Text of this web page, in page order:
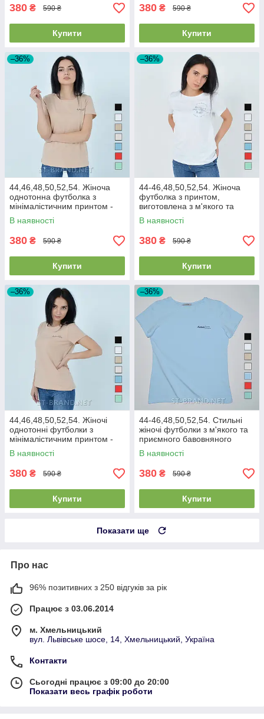
380 ₴ 590 ₴
Купити
380 ₴ 590 ₴
Купити
–36%
44,46,48,50,52,54. Жіноча
однотонна футболка з
мінімалістичним принтом -
бежева
В наявності
380 ₴ 590 ₴
Купити
–36%
44-46,48,50,52,54. Жіноча
футболка з принтом,
виготовлена з м'якого та
приємного бавовняного
матеріалу - біла
В наявності
380 ₴ 590 ₴
Купити
–36%
44,46,48,50,52,54. Жіночі
однотонні футболки з
мінімалістичним принтом -
бежеві
В наявності
380 ₴ 590 ₴
Купити
–36%
44-46,48,50,52,54. Стильні
жіночі футболки з м'якого та
приємного бавовняного
матеріалу - блакитного
кольору
В наявності
380 ₴ 590 ₴
Купити
Показати ще
Про нас
96% позитивних з 250 відгуків за рік
Працює з 03.06.2014
м. Хмельницький
вул. Львівське шосе, 14, Хмельницький, Україна
Контакти
Сьогодні працює з 09:00 до 20:00
Показати весь графік роботи